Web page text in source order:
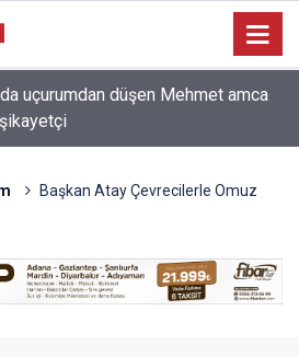
Naim Atmaca acil ameliyata
Başkan Atay Çevrecilerle Omuz